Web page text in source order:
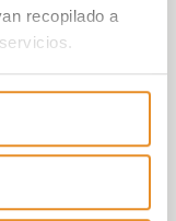
recopilado a
sino
solidez
liquidez.
cumplir los
y
líder del